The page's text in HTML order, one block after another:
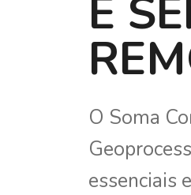
E
O Soma
essenciais